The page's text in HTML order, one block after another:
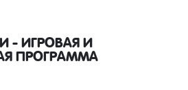
- ИГРОВАЯ И
ПРОГРАММА